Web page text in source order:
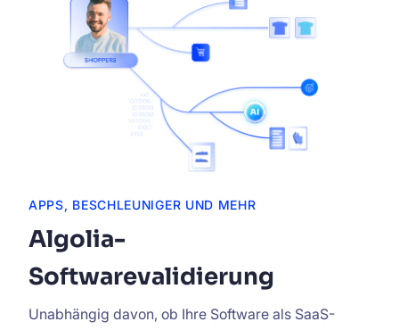
APPS, BESCHLEUNIGER UND MEHR
Algolia-
Softwarevalidierung
Unabhängig davon, ob Ihre Software als SaaS-